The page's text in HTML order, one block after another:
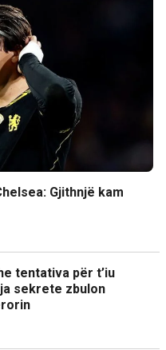
Gjithnjë kam
tentativa për t’iu
sekrete zbulon